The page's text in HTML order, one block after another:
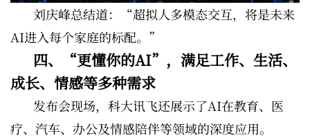
刘庆峰总结道：“超拟人多模态交互，将是未来
AI进入每个家庭的标配。”
四、“更懂你的AI”，满足工作、生活、
成长、情感等多种需求
发布会现场，科大讯飞还展示了AI在教育、医
疗、汽车、办公及情感陪伴等领域的深度应用。